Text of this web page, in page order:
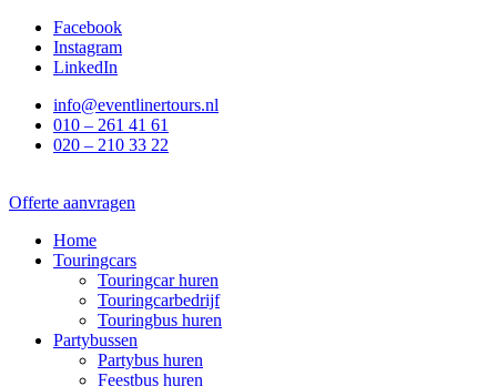
naar
Facebook
Instagram
LinkedIn
info@eventlinertours.nl
010 – 261 41 61
020 – 210 33 22
Offerte aanvragen
Home
Touringcars
Touringcar huren
Touringcarbedrijf
Touringbus huren
Partybussen
Partybus huren
Feestbus huren